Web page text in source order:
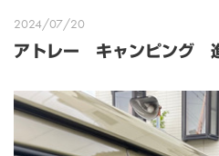
2024/07/20
アトレー キャンピング